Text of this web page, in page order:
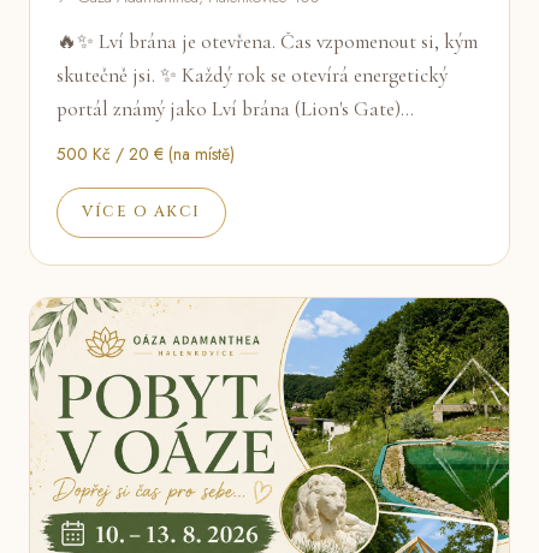
🔥✨ Lví brána je otevřena. Čas vzpomenout si, kým
skutečně jsi. ✨ Každý rok se otevírá energetický
portál známý jako Lví brána (Lion's Gate)…
500 Kč / 20 € (na místě)
VÍCE O AKCI